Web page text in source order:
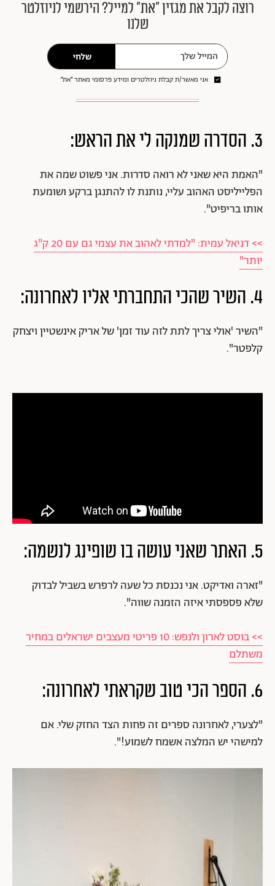
רוצה לקבל את מגזין ״את״ למייל? הירשמי לניוזלטר
שלנו
שלחי
אני מאשר/ת קבלת ניוזלטרים ומידע פרסומי מאתר ״את״
3. הסדרה שמנקה לי את הראש:
"האמת היא שאני לא רואה סדרות. אני פשוט שמה את
הפלייליסט האהוב עליי, נותנת לו להתנגן ברקע ושומעת
אותו בריפיט".
>> דניאל עמית: "למדתי לאהוב את עצמי גם עם 20 ק"ג
יותר"
4. השיר שהכי התחברתי אליו לאחרונה:
"השיר 'אולי צריך לתת לזה עוד זמן' של אריק אינשטיין ויצחק
קלפטר".
5. האתר שאני עושה בו שופינג לנשמה:
"זארה ואדיקט. אני נכנסת כל שעה לרפרש בשביל לבדוק
שלא פספסתי איזה הזמנה שווה".
>> בוסט לארון ולנפש: 10 פריטי מעצבים ישראלים במחיר
משתלם
6. הספר הכי טוב שקראתי לאחרונה:
"לצערי, לאחרונה ספרים זה פחות הצד החזק שלי. אם
למישהי יש המלצה אשמח לשמוע!".